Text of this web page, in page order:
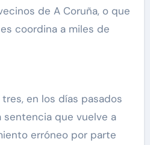
de A Coruña, o que
coordina a miles de
en los días pasados
que vuelve a
erróneo por parte